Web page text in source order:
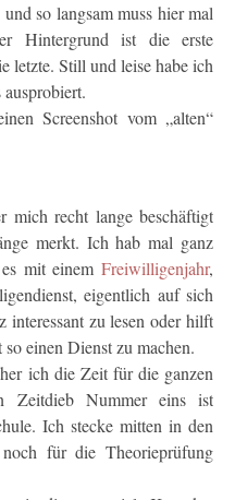
so langsam muss hier mal
Hintergrund ist die erste
letzte. Still und leise habe ich
Screenshot vom „alten“
recht lange beschäftigt
merkt. Ich hab mal ganz
mit einem Freiwilligenjahr,
eigentlich auf sich
zu lesen oder hilft
einen Dienst zu machen.
ich die Zeit für die ganzen
Zeitdieb Nummer eins ist
Ich stecke mitten in den
für die Theorieprüfung